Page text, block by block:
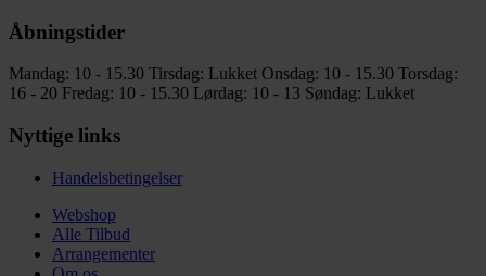
Åbningstider
Mandag: 10 - 15.30 Tirsdag: Lukket Onsdag: 10 - 15.30 Torsdag:
16 - 20 Fredag: 10 - 15.30 Lørdag: 10 - 13 Søndag: Lukket
Nyttige links
Handelsbetingelser
Webshop
Alle Tilbud
Arrangementer